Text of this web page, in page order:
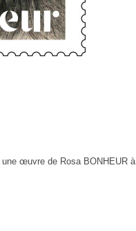
œuvre de Rosa BONHEUR à